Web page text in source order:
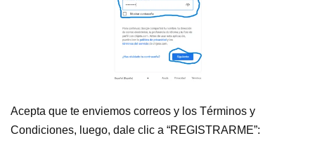
Acepta que te enviemos correos y los Términos y
Condiciones, luego, dale clic a “REGISTRARME”: